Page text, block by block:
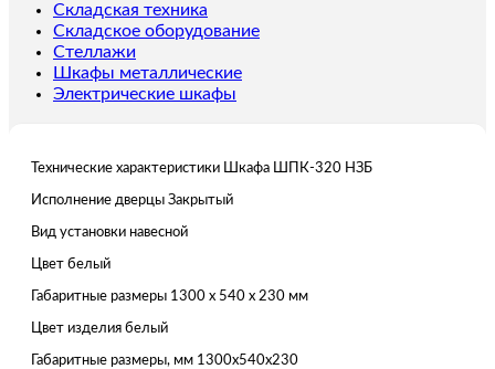
Складская техника
Складское оборудование
Стеллажи
Шкафы металлические
Электрические шкафы
Технические характеристики Шкафа ШПК-320 НЗБ
Исполнение дверцы Закрытый
Вид установки навесной
Цвет белый
Габаритные размеры 1300 x 540 x 230 мм
Цвет изделия белый
Габаритные размеры, мм 1300x540x230